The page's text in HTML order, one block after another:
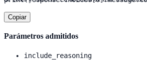
Copiar
Parámetros admitidos
include_reasoning